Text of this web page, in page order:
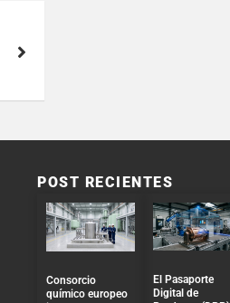
POST RECIENTES
Consorcio
químico europeo
El Pasaporte
Digital de